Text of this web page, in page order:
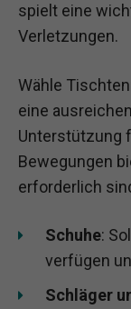
spielt eine
Verletzungen.
Wähle
eine
Unterstützung
Bewegungen
erforderlich
Schuhe:
verfügen
Schläger